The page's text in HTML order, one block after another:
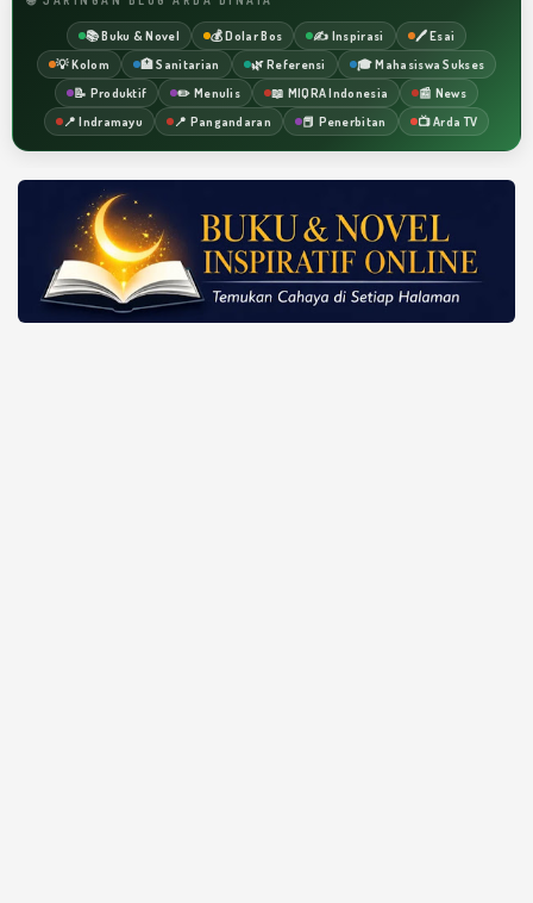
📚 Buku & Novel 💰 Dolar Bos ✍️ Inspirasi
🖊️ Esai
💡 Kolom
🏥 Sanitarian 🌿 Referensi
🎓 Mahasiswa Sukses
📝 Produktif
✏️ Menulis 📖 MIQRA Indonesia
📰 News
📍 Indramayu
📍 Pangandaran 📕 Penerbitan 📺 Arda TV